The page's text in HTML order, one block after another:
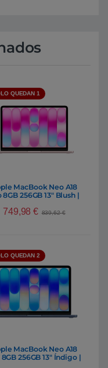
QUEDAN 1
MacBook Neo A18
8GB 256GB 13″ Blush |
749,98€ 839,62€
QUEDAN 2
MacBook Neo A18
256GB 13″ Índigo |